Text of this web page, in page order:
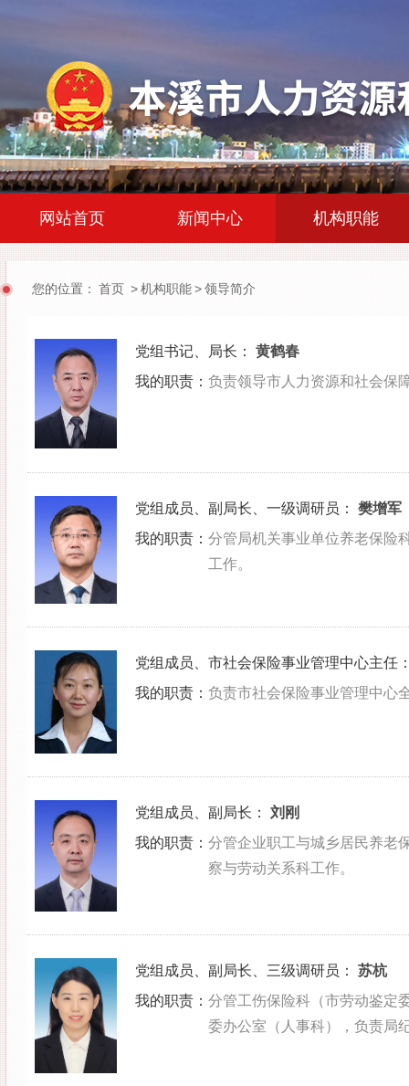
网站首页 新闻中心 机构职能
您的位置： 首页 >机构职能>领导简介
党组书记、局长 ：
黄鹤春
我的职责：负责领导市人力资源和社会保
党组成员、副局长、一级调研员 ：
樊增军
我的职责：分管局机关事业单位养老保险
工作。
党组成员、市社会保险事业管理中心主任
我的职责：负责市社会保险事业管理中心
党组成员、副局长 ：
刘刚
我的职责：分管企业职工与城乡居民养老
察与劳动关系科工作。
党组成员、副局长、三级调研员 ：
苏杭
我的职责：分管工伤保险科（市劳动鉴定
委办公室（人事科），负责局